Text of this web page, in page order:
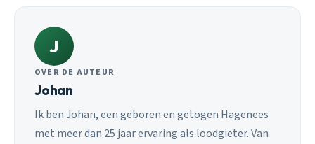
J
OVER DE AUTEUR
Johan
Ik ben Johan, een geboren en getogen Hagenees
met meer dan 25 jaar ervaring als loodgieter. Van